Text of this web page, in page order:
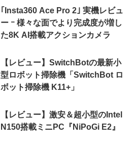
｢Insta360 Ace Pro 2｣ 実機レビュ
ー ｰ 様々な面でより完成度が増し
た8K AI搭載アクションカメラ
【レビュー】SwitchBotの最新小
型ロボット掃除機「SwitchBot ロ
ボット掃除機 K11+」
【レビュー】激安＆超小型のIntel
N150搭載ミニPC『NiPoGi E2』